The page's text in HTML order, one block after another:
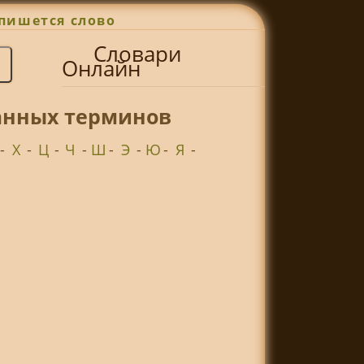
слово
Словари
Онлайн
терминов
- Х - Ц - Ч - Ш - Э - Ю- Я -